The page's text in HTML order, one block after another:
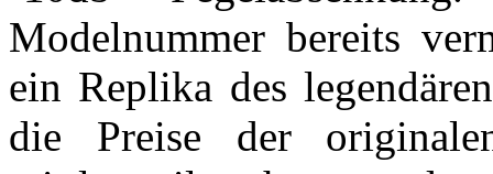
Modelnummer bereits
ein Replika des
die Preise der